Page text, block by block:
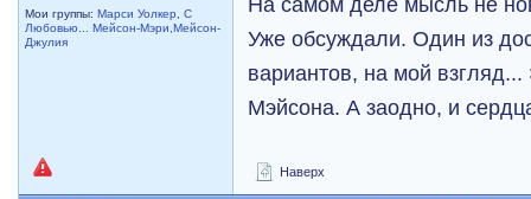
Мои группы:Марси Уолкер ,С
Любовью... Мейсон-Мэри,Мейсон-
Джулия
Уже обсуждали. Один из
вариантов, на мой
Мэйсона. А заодно, и
Наверх